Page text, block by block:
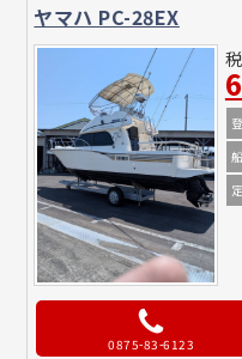
ヤマハ PC-28EX
0875-83-6123